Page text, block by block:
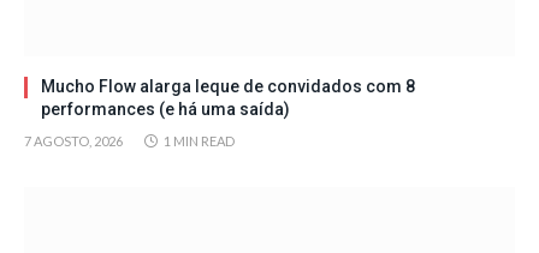
Mucho Flow alarga leque de convidados com 8
performances (e há uma saída)
7 AGOSTO, 2026 1 MIN READ